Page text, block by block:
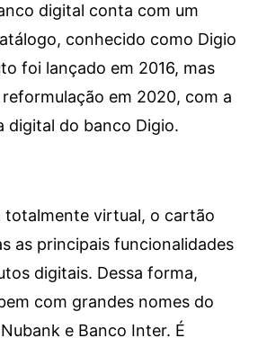
digital conta com um
conhecido como Digio
foi lançado em 2016, mas
em 2020, com a
digital do banco Digio.
totalmente virtual, o cartão
as principais funcionalidades
digitais. Dessa forma,
com grandes nomes do
e Banco Inter. É